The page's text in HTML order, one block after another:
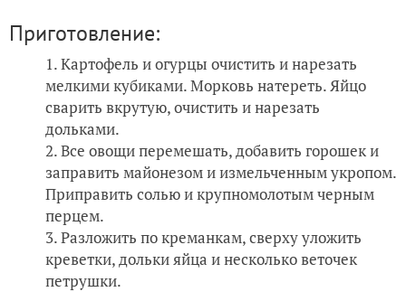
Приготовление:
Картофель и огурцы очистить и нарезать
мелкими кубиками. Морковь натереть. Яйцо
сварить вкрутую, очистить и нарезать
дольками.
Все овощи перемешать, добавить горошек и
заправить майонезом и измельченным укропом.
Приправить солью и крупномолотым черным
перцем.
Разложить по креманкам, сверху уложить
креветки, дольки яйца и несколько веточек
петрушки.